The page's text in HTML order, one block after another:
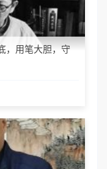
，用笔大胆，守